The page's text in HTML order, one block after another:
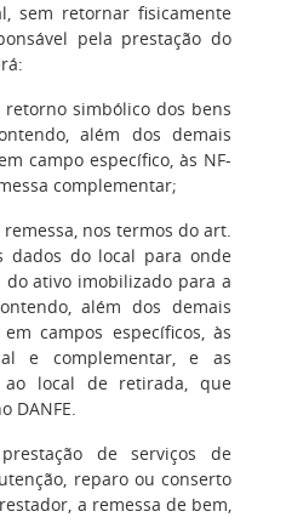
sem retornar fisicamente
pela prestação do
simbólico dos bens
além dos demais
campo específico, às NF-
complementar;
nos termos do art.
dados do local para onde
ativo imobilizado para a
além dos demais
campos específicos, às
e complementar, e as
ao local de retirada, que
DANFE.
de serviços de
reparo ou conserto
a remessa de bem,